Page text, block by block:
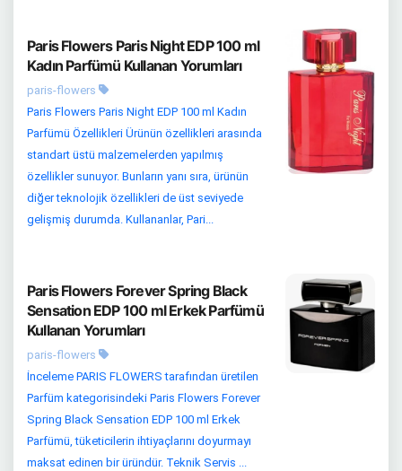
Paris Flowers Paris Night EDP 100 ml
Kadın Parfümü Kullanan Yorumları
paris-flowers
Paris Flowers Paris Night EDP 100 ml Kadın
Parfümü Özellikleri Ürünün özellikleri arasında
standart üstü malzemelerden yapılmış
özellikler sunuyor. Bunların yanı sıra, ürünün
diğer teknolojik özellikleri de üst seviyede
gelişmiş durumda. Kullananlar, Pari...
Paris Flowers Forever Spring Black
Sensation EDP 100 ml Erkek Parfümü
Kullanan Yorumları
paris-flowers
İnceleme PARIS FLOWERS tarafından üretilen
Parfüm kategorisindeki Paris Flowers Forever
Spring Black Sensation EDP 100 ml Erkek
Parfümü, tüketicilerin ihtiyaçlarını doyurmayı
maksat edinen bir üründür. Teknik Servis ...